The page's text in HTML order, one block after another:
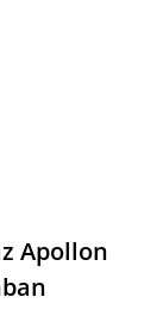
Apollon